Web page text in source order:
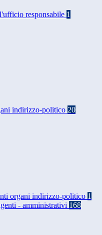
responsabile 1
indirizzo-politico 20
organi indirizzo-politico 1
- amministrativi 168